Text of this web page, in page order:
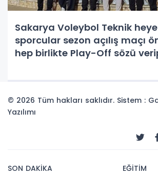
Sakarya Voleybol Teknik
sporcular sezon açılış maçı
hep birlikte Play-Off sözü
© 2026 Tüm hakları saklıdır. Sistem :
Yazılımı
SON DAKİKA
EĞİTİM